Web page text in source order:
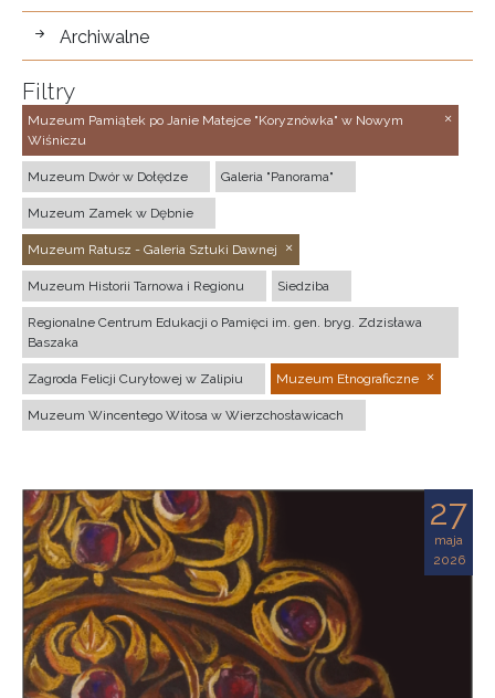
Archiwalne
Filtry
Muzeum Pamiątek po Janie Matejce "Koryznówka" w Nowym
Wiśniczu
Muzeum Dwór w Dołędze Galeria "Panorama"
Muzeum Zamek w Dębnie
Muzeum Ratusz - Galeria Sztuki Dawnej
Muzeum Historii Tarnowa i Regionu Siedziba
Regionalne Centrum Edukacji o Pamięci im. gen. bryg. Zdzisława
Baszaka
Zagroda Felicji Curyłowej w Zalipiu Muzeum Etnograficzne
Muzeum Wincentego Witosa w Wierzchosławicach
27
maja
2026